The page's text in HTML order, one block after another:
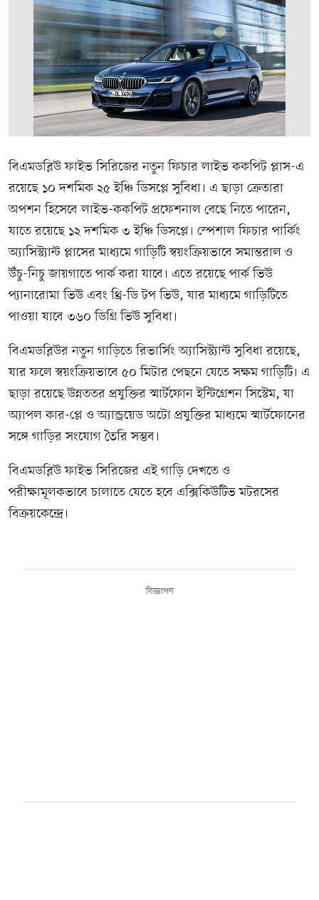
বিএমডব্লিউ ফাইভ সিরিজের নতুন ফিচার লাইভ ককপিট প্লাস-এ
রয়েছে ১০ দশমিক ২৫ ইঞ্চি ডিসপ্লে সুবিধা। এ ছাড়া ক্রেতারা
অপশন হিসেবে লাইভ-ককপিট প্রফেশনাল বেছে নিতে পারেন,
যাতে রয়েছে ১২ দশমিক ৩ ইঞ্চি ডিসপ্লে। স্পেশাল ফিচার পার্কিং
অ্যাসিস্ট্যান্ট প্লাসের মাধ্যমে গাড়িটি স্বয়ংক্রিয়ভাবে সমান্তরাল ও
উঁচু-নিচু জায়গাতে পার্ক করা যাবে। এতে রয়েছে পার্ক ভিউ
প্যানারোমা ভিউ এবং থ্রি-ডি টপ ভিউ, যার মাধ্যমে গাড়িটিতে
পাওয়া যাবে ৩৬০ ডিগ্রি ভিউ সুবিধা।
বিএমডব্লিউর নতুন গাড়িতে রিভার্সিং অ্যাসিস্ট্যান্ট সুবিধা রয়েছে,
যার ফলে স্বয়ংক্রিয়ভাবে ৫০ মিটার পেছনে যেতে সক্ষম গাড়িটি। এ
ছাড়া রয়েছে উন্নততর প্রযুক্তির স্মার্টফোন ইন্টিগ্রেশন সিস্টেম, যা
অ্যাপল কার-প্লে ও অ্যান্ড্রয়েড অটো প্রযুক্তির মাধ্যমে স্মার্টফোনের
সঙ্গে গাড়ির সংযোগ তৈরি সম্ভব।
বিএমডব্লিউ ফাইভ সিরিজের এই গাড়ি দেখতে ও
পরীক্ষামূলকভাবে চালাতে যেতে হবে এক্সিকিউটিভ মটরসের
বিক্রয়কেন্দ্রে।
বিজ্ঞাপন